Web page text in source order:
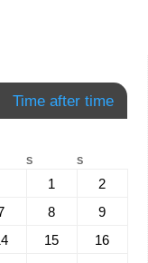
Time after time
S S
1
2
8
9
15
16